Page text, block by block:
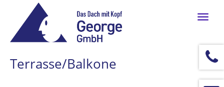
Terrasse/Balkone